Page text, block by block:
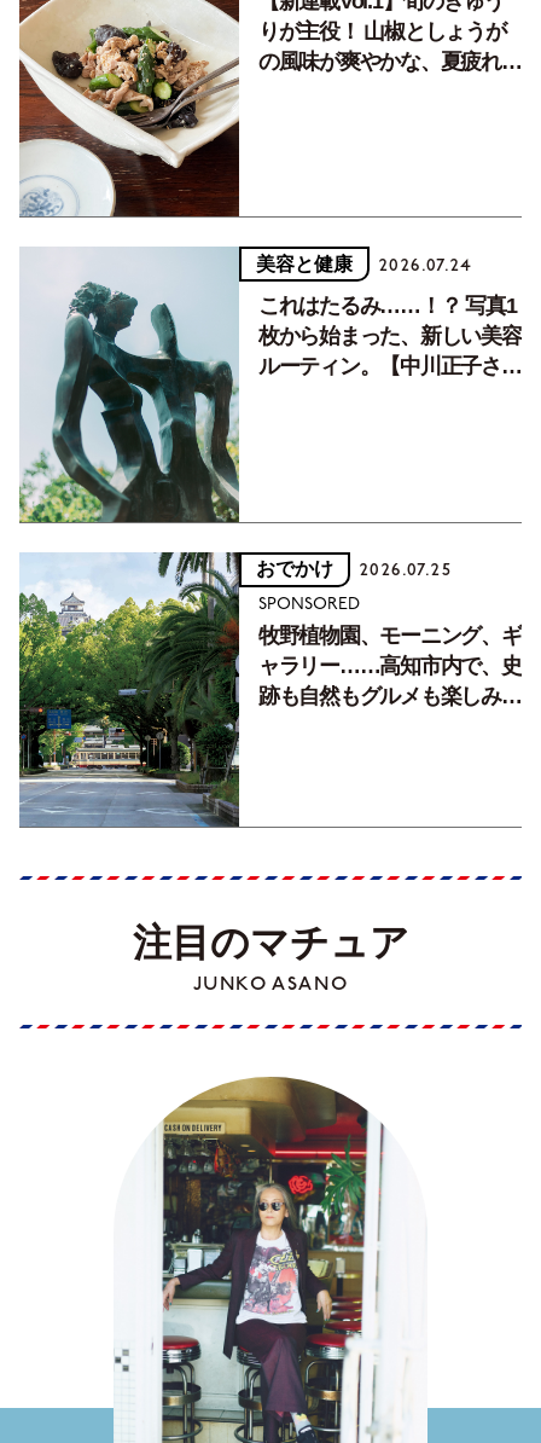
りが主役！ 山椒としょうが
の風味が爽やかな、夏疲れを
美容と健康 2026.07.24
これはたるみ……！？ 写真1
枚から始まった、新しい美容
ルーティン。【中川正子さん
おでかけ 2026.07.25
SPONSORED
牧野植物園、モーニング、ギ
ャラリー……高知市内で、史
跡も自然もグルメも楽しみ尽
注目のマチュア
JUNKO ASANO